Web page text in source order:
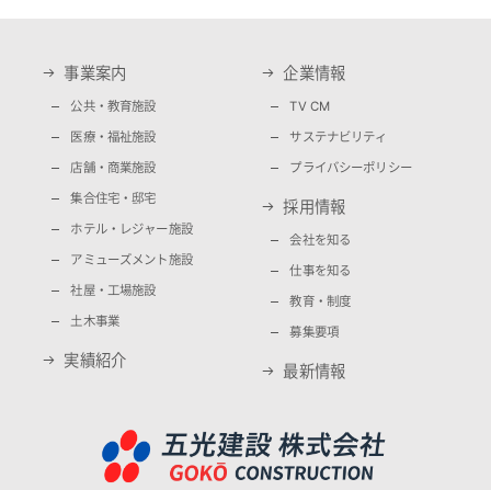
事業案内
公共・教育施設
医療・福祉施設
店舗・商業施設
集合住宅・邸宅
ホテル・レジャー施設
アミューズメント施設
社屋・工場施設
土木事業
実績紹介
企業情報
TV CM
サステナビリティ
プライバシーポリシー
採用情報
会社を知る
仕事を知る
教育・制度
募集要項
最新情報